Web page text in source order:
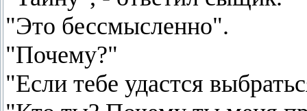
"Это бессмысленно".
"Почему?"
"Если тебе удастся